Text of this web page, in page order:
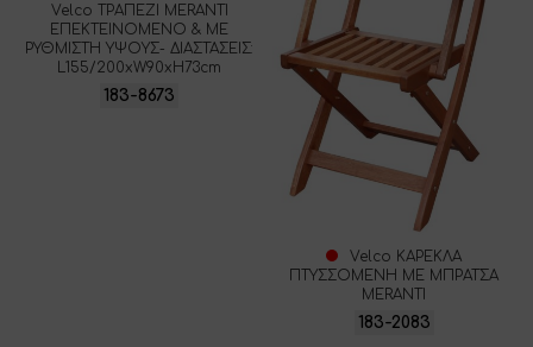
Velco ΤΡΑΠΕΖΙ MERANTI
ΕΠΕΚΤΕΙΝΟΜΕΝΟ & ΜΕ
ΡΥΘΜΙΣΤΗ ΥΨΟΥΣ- ΔΙΑΣΤΑΣΕΙΣ:
L155/200xW90xH73cm
183-8673
Velco ΚΑΡΕΚΛΑ
ΠΤΥΣΣΟΜΕΝΗ ΜΕ ΜΠΡΑΤΣΑ
MERANTI
183-2083